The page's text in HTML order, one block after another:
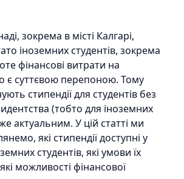
зокрема в місті Калгарі,
іноземних студентів, зокрема
фінансові витрати на
є суттєвою перепоною. Тому
стипендії для студентів без
(тобто для іноземних
актуальним. У цій статті ми
які стипендії доступні у
студентів, які умови їх
можливості фінансової